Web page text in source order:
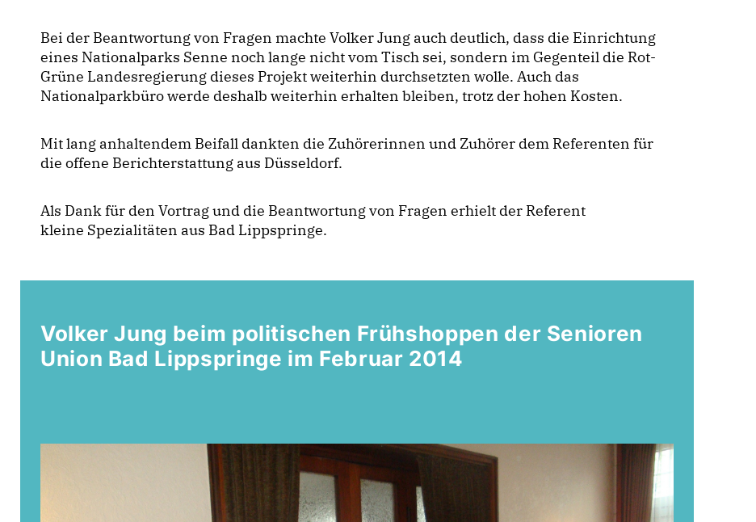
Bei der Beantwortung von Fragen machte Volker Jung auch deutlich, dass die Einrichtung
eines Nationalparks Senne noch lange nicht vom Tisch sei, sondern im Gegenteil die Rot-
Grüne Landesregierung dieses Projekt weiterhin durchsetzten wolle. Auch das
Nationalparkbüro werde deshalb weiterhin erhalten bleiben, trotz der hohen Kosten.
Mit lang anhaltendem Beifall dankten die Zuhörerinnen und Zuhörer dem Referenten für
die offene Berichterstattung aus Düsseldorf.
Als Dank für den Vortrag und die Beantwortung von Fragen erhielt der Referent
kleine Spezialitäten aus Bad Lippspringe.
Volker Jung beim politischen Frühshoppen der Senioren
Union Bad Lippspringe im Februar 2014